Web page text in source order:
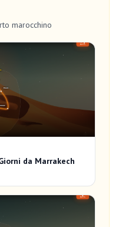
marocchino
da Marrakech